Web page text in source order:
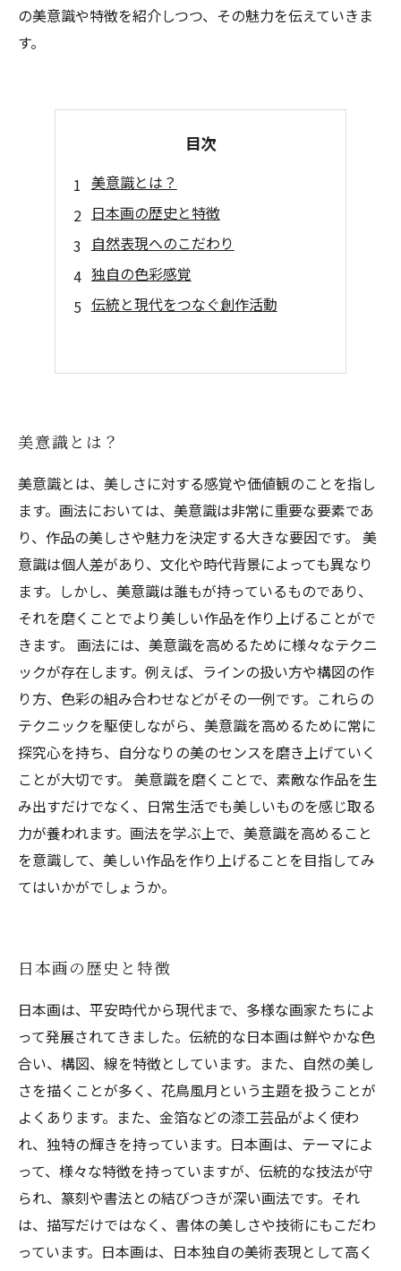
の美意識や特徴を紹介しつつ、その魅力を伝えていきま
す。
目次
美意識とは？
日本画の歴史と特徴
自然表現へのこだわり
独自の色彩感覚
伝統と現代をつなぐ創作活動
美意識とは？
美意識とは、美しさに対する感覚や価値観のことを指し
ます。画法においては、美意識は非常に重要な要素であ
り、作品の美しさや魅力を決定する大きな要因です。 美
意識は個人差があり、文化や時代背景によっても異なり
ます。しかし、美意識は誰もが持っているものであり、
それを磨くことでより美しい作品を作り上げることがで
きます。 画法には、美意識を高めるために様々なテクニ
ックが存在します。例えば、ラインの扱い方や構図の作
り方、色彩の組み合わせなどがその一例です。これらの
テクニックを駆使しながら、美意識を高めるために常に
探究心を持ち、自分なりの美のセンスを磨き上げていく
ことが大切です。 美意識を磨くことで、素敵な作品を生
み出すだけでなく、日常生活でも美しいものを感じ取る
力が養われます。画法を学ぶ上で、美意識を高めること
を意識して、美しい作品を作り上げることを目指してみ
てはいかがでしょうか。
日本画の歴史と特徴
日本画は、平安時代から現代まで、多様な画家たちによ
って発展されてきました。伝統的な日本画は鮮やかな色
合い、構図、線を特徴としています。また、自然の美し
さを描くことが多く、花鳥風月という主題を扱うことが
よくあります。また、金箔などの漆工芸品がよく使わ
れ、独特の輝きを持っています。日本画は、テーマによ
って、様々な特徴を持っていますが、伝統的な技法が守
られ、篆刻や書法との結びつきが深い画法です。それ
は、描写だけではなく、書体の美しさや技術にもこだわ
っています。日本画は、日本独自の美術表現として高く